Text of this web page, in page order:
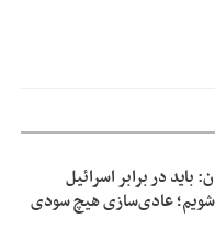
باید در برابر اسرائیل
عادی‌سازی هیچ سودی